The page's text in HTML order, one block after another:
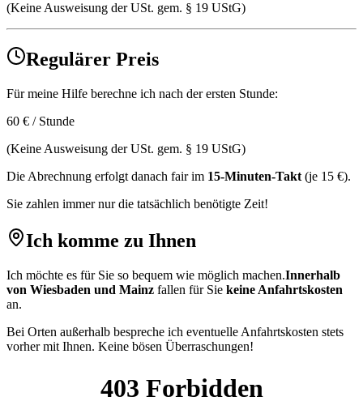
(Keine Ausweisung der USt. gem. § 19 UStG)
Regulärer Preis
Für meine Hilfe berechne ich nach der ersten Stunde:
60 € / Stunde
(Keine Ausweisung der USt. gem. § 19 UStG)
Die Abrechnung erfolgt danach fair im 15-Minuten-Takt (je 15 €).
Sie zahlen immer nur die tatsächlich benötigte Zeit!
Ich komme zu Ihnen
Ich möchte es für Sie so bequem wie möglich machen.Innerhalb
von Wiesbaden und Mainz fallen für Sie keine Anfahrtskosten
an.
Bei Orten außerhalb bespreche ich eventuelle Anfahrtskosten stets
vorher mit Ihnen. Keine bösen Überraschungen!